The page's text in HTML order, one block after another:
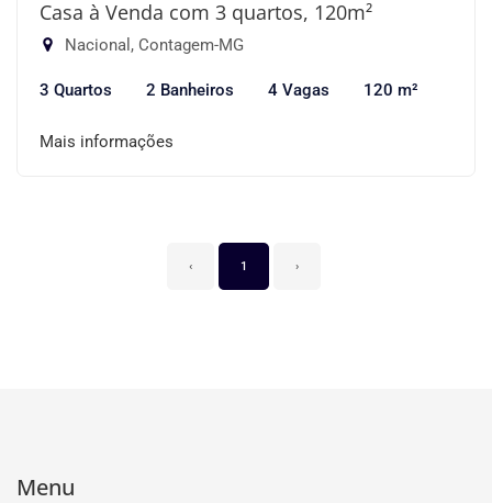
Casa à Venda com 3 quartos, 120m²
Nacional, Contagem-MG
3 Quartos 2 Banheiros 4 Vagas 120 m²
Mais informações
‹ 1 ›
Menu